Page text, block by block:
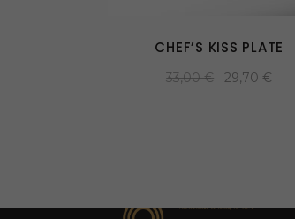
CHEF’S KISS PLATE
33,00€ 29,70 €